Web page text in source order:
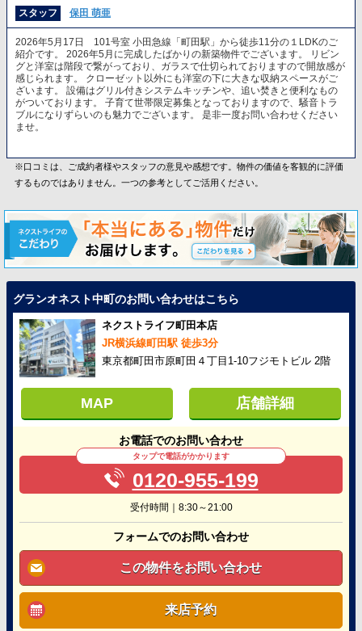
スタッフ 保田 萌亜
2026年5月17日 101号室 小田急線「町田駅」から徒歩11分の１LDKのご
紹介です。 2026年5月に完成したばかりの新築物件でございます。 リビン
グと洋室は階段で繋がっており、ガラスで仕切られておりますので開放感が
感じられます。 クローゼット以外にも洋室の下に大きな収納スペースがご
ざいます。 設備はグリル付きシステムキッチンや、追い焚きと便利なもの
がついております。 子育て世帯限定募集となっておりますので、騒音トラ
ブルになりずらいのも魅力でございます。 是非一度お問い合わせください
ませ。
※口コミは、ご成約者様やスタッフの意見や感想です。物件の価値を客観的に評価
するものではありません。一つの参考としてご活用ください。
グランオネスト中町のお問い合わせはこちら
ネクストライフ町田本店
JR横浜線町田駅 徒歩3分
東京都町田市原町田４丁目1-10フジモトビル 2階
MAP 店舗詳細
お電話でのお問い合わせ
タップで電話がかかります
0120-955-199
受付時間｜8:30～21:00
フォームでのお問い合わせ
この物件をお問い合わせ
来店予約